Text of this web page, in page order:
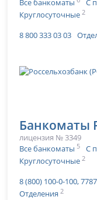
Все банкоматы С
Круглосуточные 2
8 800 333 03 03
Банкоматы
лицензия № 3349
Все банкоматы 5 С
Круглосуточные 2
8 (800) 100-0-100,
Отделения 2